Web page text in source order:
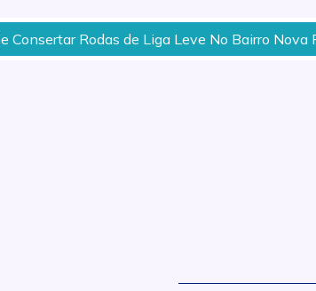
Rodas de Liga Leve No Bairro Nova